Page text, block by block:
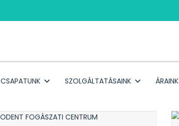
CSAPATUNK SZOLGÁLTATÁSAINK ÁRAINK